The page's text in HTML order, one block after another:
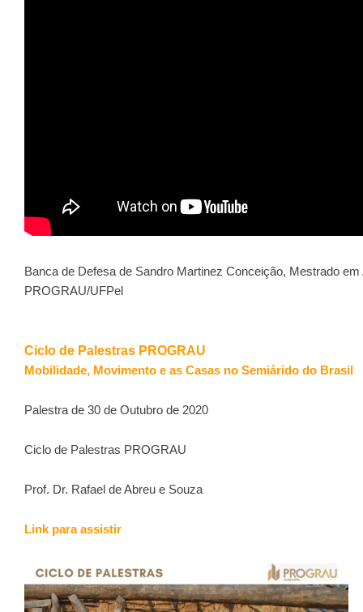
Banca de Defesa de Sandro Martinez Conceição, Mestrado
PROGRAU/UFPel
Ciclo de Palestras PROGRAU
Mobilidade, Movimento e as Casas no Semiárido do Brasil
Palestra de 30 de Outubro de 2020
Ciclo de Palestras PROGRAU
Prof. Dr. Rafael de Abreu e Souza
Link para assistir